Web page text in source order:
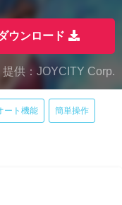
ウンロード
提供：JOYCITY Corp.
ート機能 簡単操作